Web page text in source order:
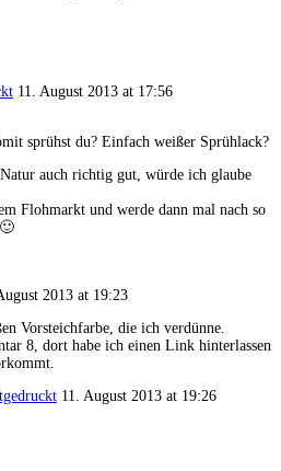
11. August 2013 at 17:56
sprühst du? Einfach weißer Sprühlack?
auch richtig gut, würde ich glaube
Flohmarkt und werde dann mal nach so
2013 at 19:23
Vorsteichfarbe, die ich verdünne.
8, dort habe ich einen Link hinterlassen
11. August 2013 at 19:26